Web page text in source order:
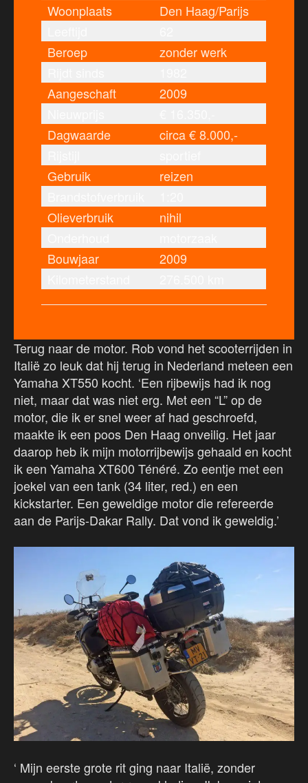
Woonplaats
Den Haag/Parijs
Beroep
zonder werk
Aangeschaft
2009
Dagwaarde
circa € 8.000,-
Gebruik
reizen
Olieverbruik
nihil
Bouwjaar
2009
Terug naar de motor. Rob vond het scooterrijden in
Italië zo leuk dat hij terug in Nederland meteen een
Yamaha XT550 kocht. ‘Een rijbewijs had ik nog
niet, maar dat was niet erg. Met een “L” op de
motor, die ik er snel weer af had geschroefd,
maakte ik een poos Den Haag onveilig. Het jaar
daarop heb ik mijn motorrijbewijs gehaald en kocht
ik een Yamaha XT600 Ténéré. Zo eentje met een
joekel van een tank (34 liter, red.) en een
kickstarter. Een geweldige motor die refereerde
aan de Parijs-Dakar Rally. Dat vond ik geweldig.’
‘ Mijn eerste grote rit ging naar Italië, zonder